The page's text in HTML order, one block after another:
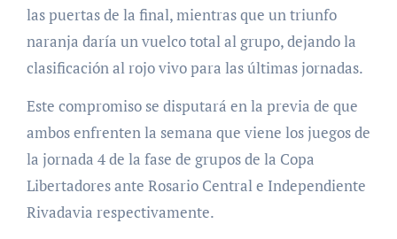
las puertas de la final, mientras que un triunfo
naranja daría un vuelco total al grupo, dejando la
clasificación al rojo vivo para las últimas jornadas.
Este compromiso se disputará en la previa de que
ambos enfrenten la semana que viene los juegos de
la jornada 4 de la fase de grupos de la Copa
Libertadores ante Rosario Central e Independiente
Rivadavia respectivamente.